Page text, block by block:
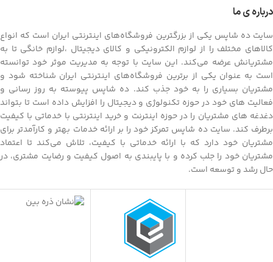
درباره ی ما
سایت ده شاپس یکی از بزرگترین فروشگاه‌های اینترنتی ایران است که انواع
کالاهای مختلف را از لوازم الکترونیکی و کالای دیجیتال ،لوازم خانگی تا به
مشتریانش عرضه می‌کند. این سایت با توجه به مدیریت موثر خود توانسته
است به عنوان یکی از برترین فروشگاه‌های اینترنتی ایران شناخته شود و
مشتریان بسیاری را به خود جذب کند. ده شاپس پیوسته به روز رسانی و
فعالیت های خود در حوزه تکنولوژی و دیجیتال را افزایش داده است تا بتواند
دغدغه های مشتریان را در حوزه اینترنت و خرید اینترنتی با خدماتی با کیفیت
برطرف کند. سایت ده شاپس تمرکز خود را بر ارائه خدمات بهتر و کارآمدتر برای
مشتریان خود دارد که با ارائه خدماتی با کیفیت، تلاش می‌کند تا اعتماد
مشتریان خود را جلب کرده و با پایبندی به اصول کیفیت و رضایت مشتری، در
حال رشد و توسعه است.